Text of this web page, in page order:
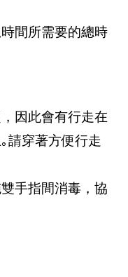
間所需要的總時
因此會有行走在
請穿著方便行走
手指間消毒，協